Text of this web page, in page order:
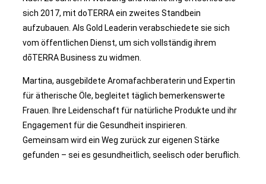
sich 2017, mit doTERRA ein zweites Standbein
aufzubauen. Als Gold Leaderin verabschiedete sie sich
vom öffentlichen Dienst, um sich vollständig ihrem
dōTERRA Business zu widmen.
Martina, ausgebildete Aromafachberaterin und Expertin
für ätherische Öle, begleitet täglich bemerkenswerte
Frauen. Ihre Leidenschaft für natürliche Produkte und ihr
Engagement für die Gesundheit inspirieren.
Gemeinsam wird ein Weg zurück zur eigenen Stärke
gefunden – sei es gesundheitlich, seelisch oder beruflich.